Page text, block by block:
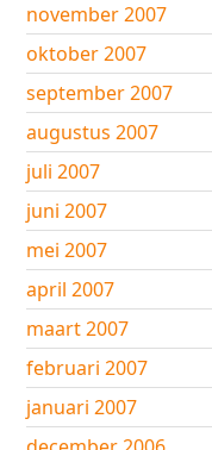
november 2007
oktober 2007
september 2007
augustus 2007
juli 2007
juni 2007
mei 2007
april 2007
maart 2007
februari 2007
januari 2007